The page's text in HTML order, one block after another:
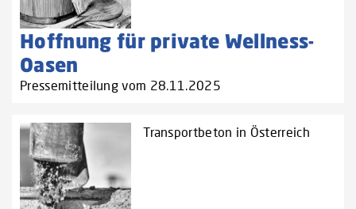
Hoffnung für private Wellness-
Oasen
Pressemitteilung vom 28.11.2025
Transportbeton in Österreich